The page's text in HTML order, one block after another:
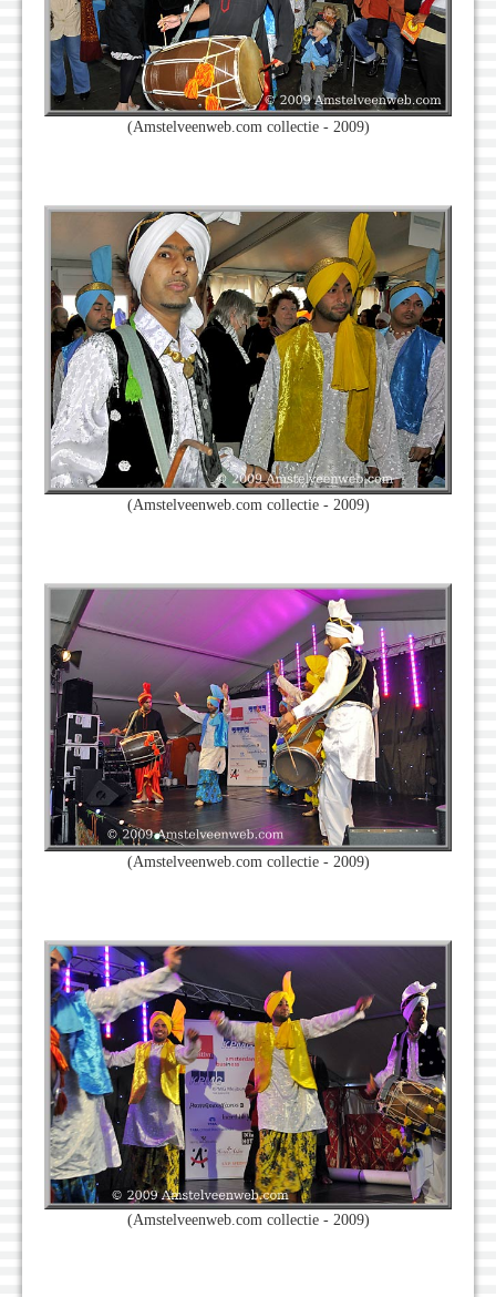
(Amstelveenweb.com collectie - 2009)
(Amstelveenweb.com collectie - 2009)
(Amstelveenweb.com collectie - 2009)
(Amstelveenweb.com collectie - 2009)